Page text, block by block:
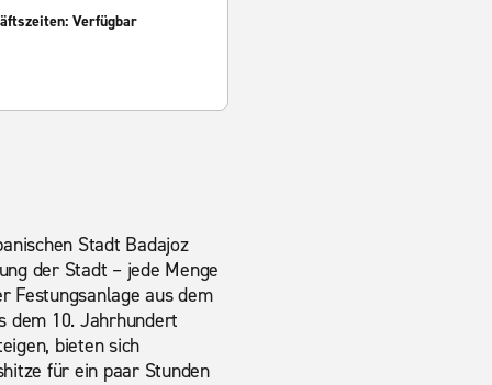
Verfügbar
Stadt Badajoz
der Stadt – jede Menge
Festungsanlage aus dem
dem 10. Jahrhundert
bieten sich
für ein paar Stunden